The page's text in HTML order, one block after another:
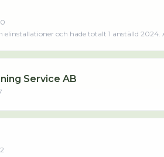
och hade totalt 1 anställd
Service AB